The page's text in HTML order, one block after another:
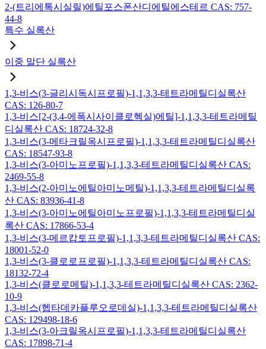
2-(트리에톡시실릴)에틸포스폰산디에틸에스테르 CAS: 757-
44-8
특수 실록산
이중 말단 실록산
1,3-비스(3-글리시독시프로필)-1,1,3,3-테트라메틸디실록산
CAS: 126-80-7
1,3-비스[2-(3,4-에폭시사이클로헥실)에틸]-1,1,3,3-테트라메틸
디실록산 CAS: 18724-32-8
1,3-비스(3-메타크릴옥시프로필)-1,1,3,3-테트라메틸디실록산
CAS: 18547-93-8
1,3-비스(3-아미노프로필)-1,1,3,3-테트라메틸디실록산 CAS:
2469-55-8
1,3-비스(2-아미노에틸아미노메틸)-1,1,3,3-테트라메틸디실록
산 CAS: 83936-41-8
1,3-비스(3-아미노에틸아미노프로필)-1,1,3,3-테트라메틸디실
록산 CAS: 17866-53-4
1,3-비스(3-메르캅토프로필)-1,1,3,3-테트라메틸디실록산 CAS:
18001-52-0
1,3-비스(3-클로로프로필)-1,1,3,3-테트라메틸디실록산 CAS:
18132-72-4
1,3-비스(클로로메틸)-1,1,3,3-테트라메틸디실록산 CAS: 2362-
10-9
1,3-비스(헵타데카플루오로데실)-1,1,3,3-테트라메틸디실록산
CAS: 129498-18-6
1,3-비스(3-아크릴옥시프로필)-1,1,3,3-테트라메틸디실록산
CAS: 17898-71-4